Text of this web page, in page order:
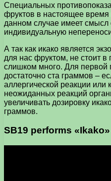
Специальных
фруктов в настоящее время
данном случае имеет смысл
индивидуальную
А так как икако является
для нас фруктом, не стоит в
слишком много. Для первой
достаточно ста граммов –
аллергической реакции или
неожиданных реакций
увеличивать дозировку
граммов.
SB19 performs